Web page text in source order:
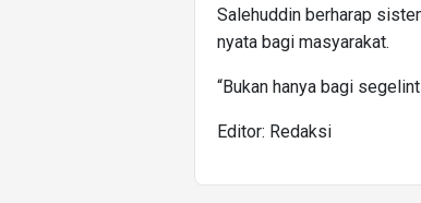
Salehuddin berharap
nyata bagi masyarakat.
“Bukan hanya bagi
Editor: Redaksi